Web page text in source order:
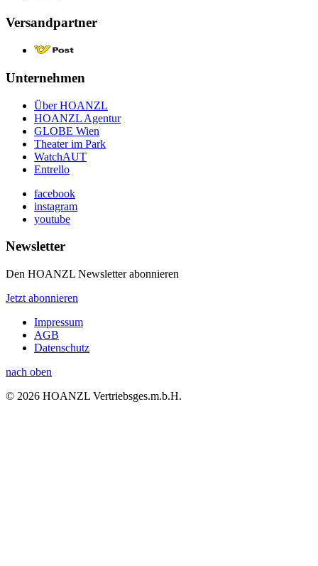
Versandpartner
Unternehmen
Über HOANZL
HOANZL Agentur
GLOBE Wien
Theater im Park
WatchAUT
Entrello
facebook
instagram
youtube
Newsletter
Den HOANZL Newsletter abonnieren
Jetzt abonnieren
Impressum
AGB
Datenschutz
nach oben
© 2026 HOANZL Vertriebsges.m.b.H.